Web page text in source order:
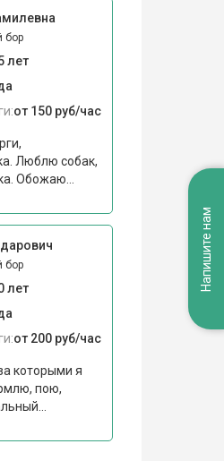
бор
лет
от 150 руб/час
Люблю собак,
Обожаю...
бор
лет
от 200 руб/час
которыми я
пою,
Напишите нам